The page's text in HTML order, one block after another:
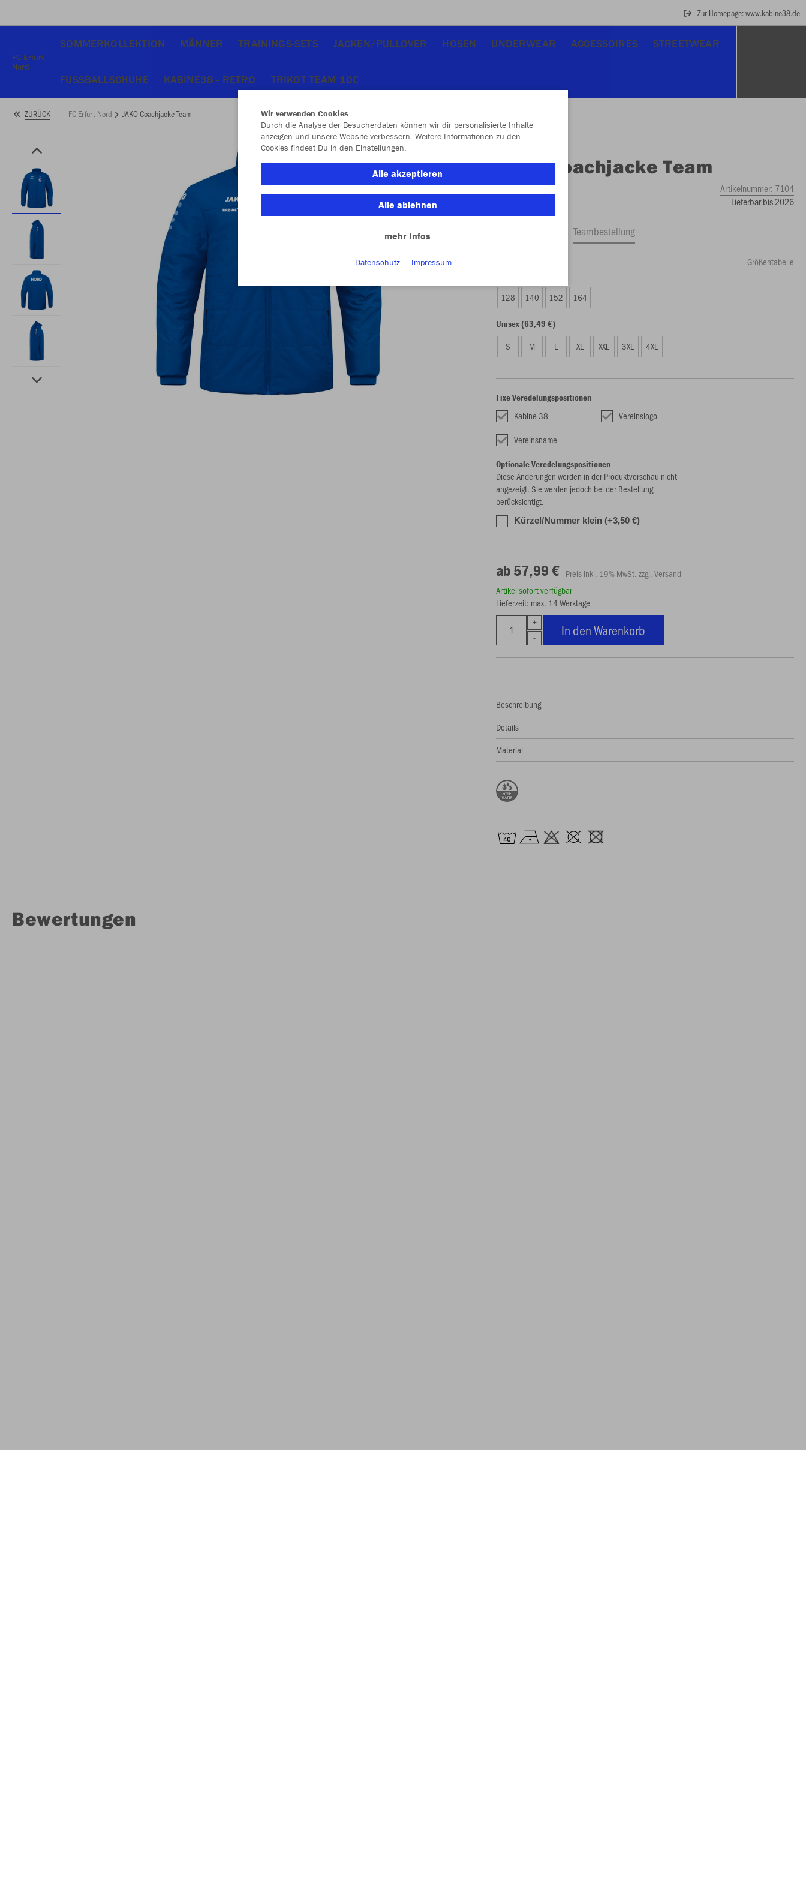
Zur Homepage: www.kabine38.de
FC Erfurt
Nord
SOMMERKOLLEKTION MÄNNER TRAININGS-SETS JACKEN/PULLOVER HOSEN UNDERWEAR ACCESSOIRES STREETWEAR
FUSSBALLSCHUHE KABINE38 - RETRO TRIKOT TEAM 10€
ZURÜCK FC Erfurt Nord JAKO Coachjacke Team
JAKO Coachjacke Team
Artikelnummer: 7104
Lieferbar bis 2026
Teambestellung
Größentabelle
128 140 152 164
Unisex (63,49 €)
S M L XL XXL 3XL 4XL
Fixe Veredelungspositionen
Kabine 38
Vereinslogo
Vereinsname
Optionale Veredelungspositionen
Diese Änderungen werden in der Produktvorschau nicht
angezeigt. Sie werden jedoch bei der Bestellung
berücksichtigt.
Kürzel/Nummer klein (+3,50 €)
ab 57,99 € Preis inkl. 19% MwSt. zzgl. Versand
Artikel sofort verfügbar
Lieferzeit: max. 14 Werktage
In den Warenkorb
Beschreibung
Details
Material
Bewertungen
Wir verwenden Cookies
Durch die Analyse der Besucherdaten können wir dir personalisierte Inhalte
anzeigen und unsere Website verbessern. Weitere Informationen zu den
Cookies findest Du in den Einstellungen.
Alle akzeptieren
Alle ablehnen
mehr Infos
Datenschutz Impressum